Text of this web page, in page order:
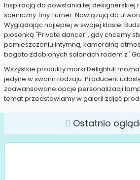
Inspiracją do powstania tej designerskiej
sceniczny Tiny Turner. Nawiązują do
Wyglądając najlepiej w swojej klasie.
piosenką "Private dancer", gdy chcemy
pomieszczeniu intymną, kameralną
bogato zdobionych salonach rodem z
Wszystkie produkty marki Delighfull
jedyne w swoim rodzaju. Producent
zaawansowane opcje personalizacji
temat przedstawiamy w galerii zdjęć
Ostatnio